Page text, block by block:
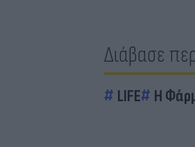
Διάβασε
LIFE Η